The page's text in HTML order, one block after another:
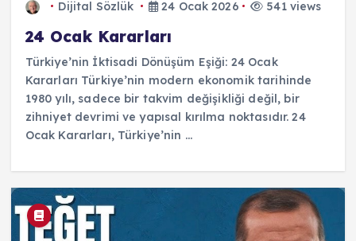
Dijital Sözlük 24 Ocak 2026 541 views
24 Ocak Kararları
Türkiye’nin İktisadi Dönüşüm Eşiği: 24 Ocak
Kararları Türkiye’nin modern ekonomik tarihinde
1980 yılı, sadece bir takvim değişikliği değil, bir
zihniyet devrimi ve yapısal kırılma noktasıdır. 24
Ocak Kararları, Türkiye’nin ...